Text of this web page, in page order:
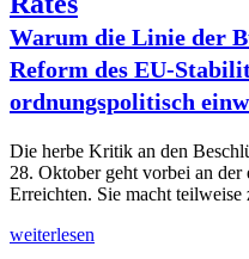
als
Totengräber“
Warum die Linie der
Reform des EU-
ordnungspolitisch
Die herbe Kritik an den
28. Oktober geht vorbei an der
Erreichten. Sie macht
„Ordnungsruf
weiterlesen